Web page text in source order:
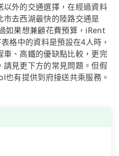
外的交通選擇，在經過資料
去西湖最快的陸路交通是
如果想兼顧花費預算，iRent
格中的資料是預設在4人時，
、高鐵的優缺點比較，更完
見更下方的常見問題。但假
有提供到府接送共乘服務。